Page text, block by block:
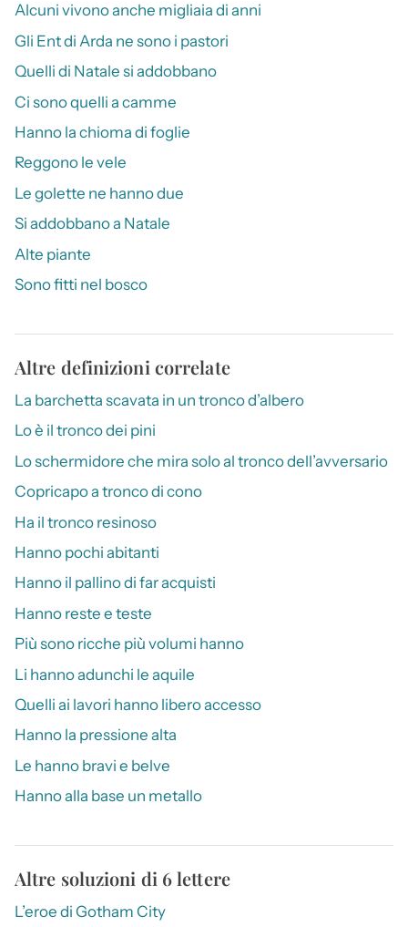
Alcuni vivono anche migliaia di anni
Gli Ent di Arda ne sono i pastori
Quelli di Natale si addobbano
Ci sono quelli a camme
Hanno la chioma di foglie
Reggono le vele
Le golette ne hanno due
Si addobbano a Natale
Alte piante
Sono fitti nel bosco
Altre definizioni correlate
La barchetta scavata in un tronco d’albero
Lo è il tronco dei pini
Lo schermidore che mira solo al tronco dell’avversario
Copricapo a tronco di cono
Ha il tronco resinoso
Hanno pochi abitanti
Hanno il pallino di far acquisti
Hanno reste e teste
Più sono ricche più volumi hanno
Li hanno adunchi le aquile
Quelli ai lavori hanno libero accesso
Hanno la pressione alta
Le hanno bravi e belve
Hanno alla base un metallo
Altre soluzioni di 6 lettere
L’eroe di Gotham City